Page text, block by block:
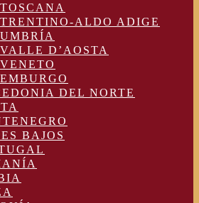
TOSCANA
TRENTINO-ALDO ADIGE
UMBRÍA
VALLE D’AOSTA
VENETO
DEL NORTE
BAJOS